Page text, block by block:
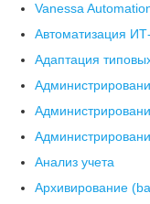
Vanessa
Автоматизация
Адаптация
Анализ учета
Архивирование